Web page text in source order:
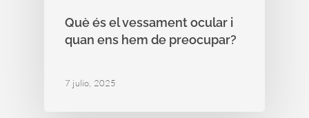
Què és el vessament ocular i
quan ens hem de preocupar?
7 julio, 2025